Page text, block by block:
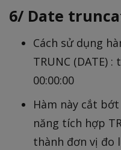
6/ Date
Cách sử dụng
TRUNC (DATE)
00:00:00
Hàm này cắt
năng tích hợp
thành đơn vị đo